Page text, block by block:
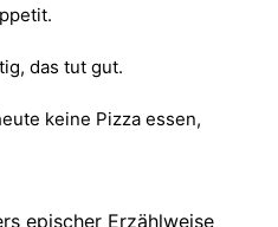
das tut gut.
keine Pizza essen,
epischer Erzählweise